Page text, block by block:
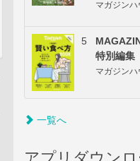
マガジンハ
5
特別編
マガジンハ
一覧へ